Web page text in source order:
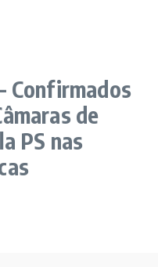
Confirmados
de
PS nas